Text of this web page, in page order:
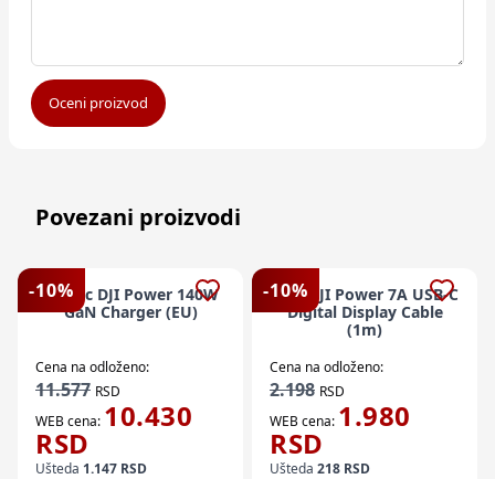
Oceni proizvod
Povezani proizvodi
-10%
Punjac DJI Power 140W
GaN Charger (EU)
Cena na odloženo:
11.577 RSD
WEB cena: 10.430
RSD
Ušteda 1.147 RSD
-10%
Kabl DJI Power 7A USB-C
Digital Display Cable
(1m)
Cena na odloženo:
2.198 RSD
WEB cena: 1.980
RSD
Ušteda 218 RSD